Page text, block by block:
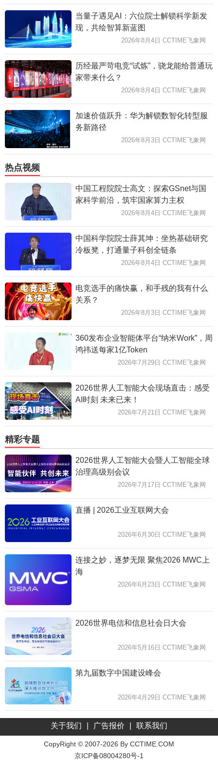
当量子遇见AI：六位院士解锁科学新发
现，共绘智算新蓝图
2026年8月4日 CCTIME飞象网
历经最严苛电竞“试炼”，骁龙能给普通玩
家带来什么？
2026年8月4日 CCTIME飞象网
加速价值跃升：华为解锁数智化转型服
务新路径
2026年8月3日 CCTIME飞象网
热点视频
中国工程院院士高文：探索GSnet与国
家科学前沿，筑牢国家算力主权
2026年8月4日 CCTIME飞象网
中国科学院院士薛其坤：坐热基础研究
冷板凳，打通量子科创全链条
2026年8月4日 CCTIME飞象网
电竞选手的痛快赢，和手残的我有什么
关系？
2026年8月3日 CCTIME飞象网
360发布企业智能体平台“纳米Work”，周
鸿祎送每家1亿Token
2026年7月29日 CCTIME飞象网
2026世界人工智能大会现场直击：感受
AI时刻 未来已来！
2026年7月21日 CCTIME飞象网
精彩专题
2026世界人工智能大会暨人工智能全球
治理高级别会议
2026年7月17日 CCTIME飞象网
直播 | 2026工业互联网大会
2026年6月30日 CCTIME飞象网
连接之妙，逐梦无限 聚焦2026 MWC上
海
2026年6月23日 CCTIME飞象网
2026世界电信和信息社会日大会
2026年5月16日 CCTIME飞象网
第九届数字中国建设峰会
2026年4月29日 CCTIME飞象网
关于我们 广告报价 联系我们
CopyRight © 2007-2026 By CCTIME.COM
京ICP备08004280号-1